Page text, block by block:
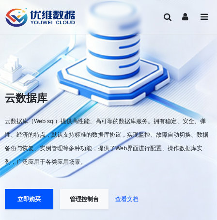
云数据库
云数据库（Web sql）提供高性能、高可靠的数据库服务。拥有稳定、安全、弹
性、经济的特点，默认支持标准的数据库协议，实现监控、故障自动切换、数据
备份与恢复、实例管理等多种功能，提供了Web界面进行配置、操作数据库实
列，广泛应用于各类应用场景。
立即购买 管理控制台 查看文档